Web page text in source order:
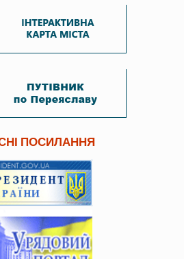
ПОСИЛАННЯ